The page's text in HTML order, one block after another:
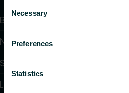
Selection
Necessary
Preferences
Statistics
Beräkningsprogram
Nedladdningar
Support
Lösningar